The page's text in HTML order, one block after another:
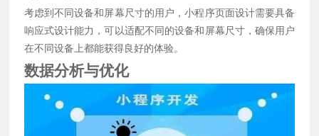
考虑到不同设备和屏幕尺寸的用户，小程序页面设计需要具备
响应式设计能力，可以适配不同的设备和屏幕尺寸，确保用户
在不同设备上都能获得良好的体验。
数据分析与优化